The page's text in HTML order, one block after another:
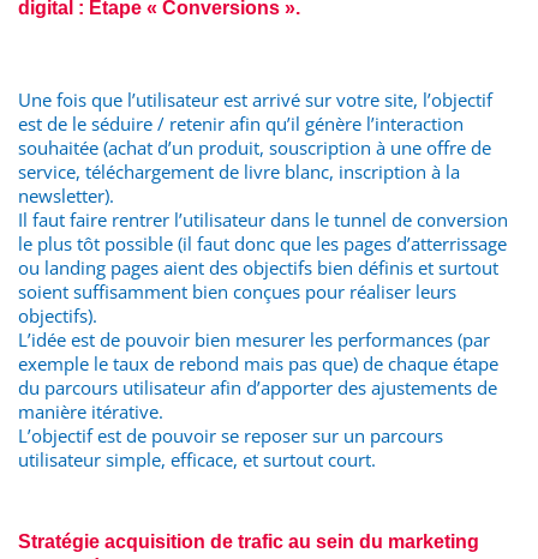
digital : Étape « Conversions ».
Une fois que l’utilisateur est arrivé sur votre site, l’objectif
est de le séduire / retenir afin qu’il génère l’interaction
souhaitée (achat d’un produit, souscription à une offre de
service, téléchargement de livre blanc, inscription à la
newsletter).
Il faut faire rentrer l’utilisateur dans le tunnel de conversion
le plus tôt possible (il faut donc que les pages d’atterrissage
ou landing pages aient des objectifs bien définis et surtout
soient suffisamment bien conçues pour réaliser leurs
objectifs).
L’idée est de pouvoir bien mesurer les performances (par
exemple le taux de rebond mais pas que) de chaque étape
du parcours utilisateur afin d’apporter des ajustements de
manière itérative.
L’objectif est de pouvoir se reposer sur un parcours
utilisateur simple, efficace, et surtout court.
Stratégie acquisition de trafic au sein du marketing